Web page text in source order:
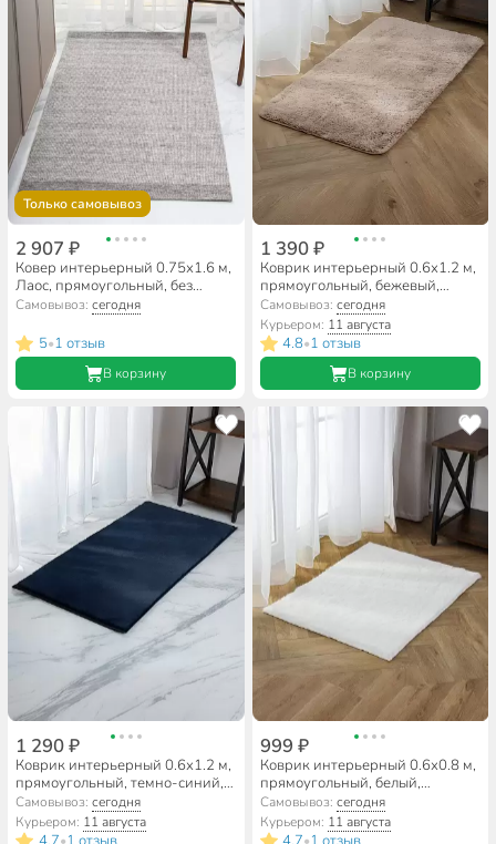
Только самовывоз
2 907 ₽
Ковер интерьерный 0.75х1.6 м,
Лаос, прямоугольный, без
рисунка, светло-серый, 285 X
Самовывоз:сегодня
5•1 отзыв
В корзину
1 390 ₽
Коврик интерьерный 0.6х1.2 м,
прямоугольный, бежевый,
шегги, A090287
Самовывоз: сегодня
Курьером: 11 августа
4.8•1 отзыв
В корзину
1 290 ₽
Коврик интерьерный 0.6х1.2 м,
прямоугольный, темно-синий,
искусственный мех, A090285
Самовывоз:сегодня
Курьером: 11 августа
999 ₽
Коврик интерьерный 0.6х0.8 м,
прямоугольный, белый,
искусственный мех, A090282
Самовывоз: сегодня
Курьером: 11 августа